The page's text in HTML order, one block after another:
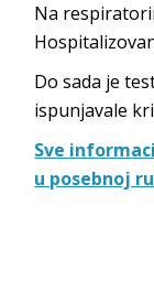
Na
Do sada je
ispunjavale
Sve
u posebnoj